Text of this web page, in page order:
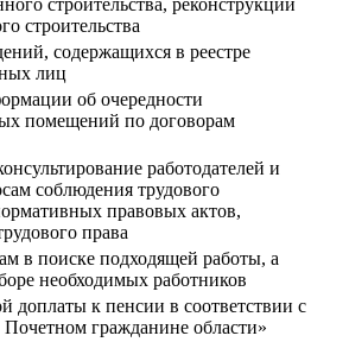
строительства, реконструкции
строительства
содержащихся в реестре
лиц
об очередности
помещений по договорам
работодателей и
соблюдения трудового
правовых актов,
права
в поиске подходящей работы, а
необходимых работников
доплаты к пенсии в соответствии с
гражданине области»